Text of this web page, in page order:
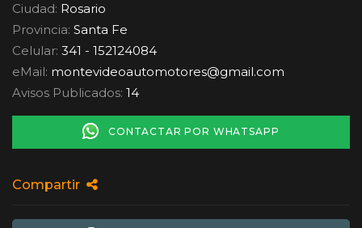
Ciudad: Rosario
Provincia: Santa Fe
Celular: 341 - 152124084
eMail: montevideoautomotores@gmail.com
Avisos Publicados: 14
CONTACTAR POR WHATSAPP
Compartir